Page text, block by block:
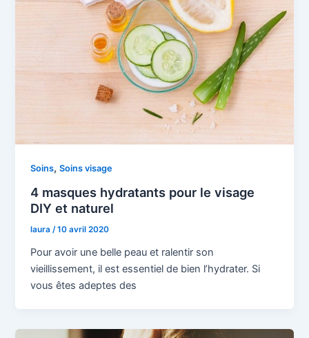
Soins,Soins visage
4 masques hydratants pour le visage
DIY et naturel
laura/10 avril 2020
Pour avoir une belle peau et ralentir son
vieillissement, il est essentiel de bien l’hydrater. Si
vous êtes adeptes des